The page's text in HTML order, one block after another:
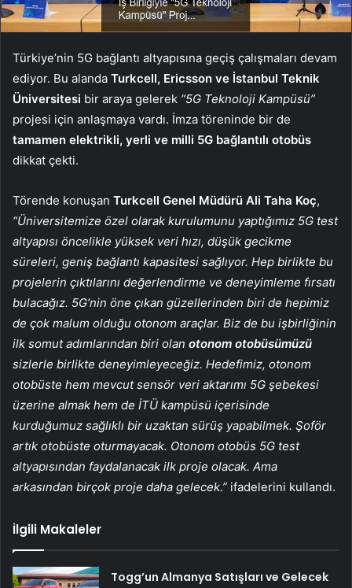
Türkiye’nin 5G bağlantı altyapısına geçiş çalışmaları devam
ediyor. Bu alanda Turkcell, Ericsson ve İstanbul Teknik
Üniversitesi bir araya gelerek “5G Teknoloji Kampüsü”
projesi için anlaşmaya vardı. İmza töreninde bir de
tamamen elektrikli, yerli ve milli 5G bağlantılı otobüs
dikkat çekti.
Törende konuşan Turkcell Genel Müdürü Ali Taha Koç,
“Üniversitemize özel olarak kurulumunu yaptığımız 5G test
altyapısı öncelikle yüksek veri hızı, düşük gecikme
süreleri, geniş bağlantı kapasitesi sağlıyor. Hep birlikte bu
projelerin çıktılarını değerlendirme ve deneyimleme fırsatı
bulacağız. 5G’nin öne çıkan güzellerinden biri de hepimiz
de çok malum olduğu otonom araçlar. Biz de bu işbirliğinin
ilk somut adımlarından biri olan otonom otobüsümüzü
sizlerle birlikte deneyimleyeceğiz. Hedefimiz, otonom
otobüste hem mevcut sensör veri aktarımı 5G şebekesi
üzerine almak hem de İTÜ kampüsü içerisinde
kurduğumuz sağlıklı bir uzaktan sürüş yapabilmek. Şoför
artık otobüste oturmayacak. Otonom otobüs 5G test
altyapısından faydalanacak ilk proje olacak. Ama
arkasından birçok proje daha gelecek.” ifadelerini kullandı.
İlgili Makaleler
Togg’un Almanya Satışları ve Gelecek